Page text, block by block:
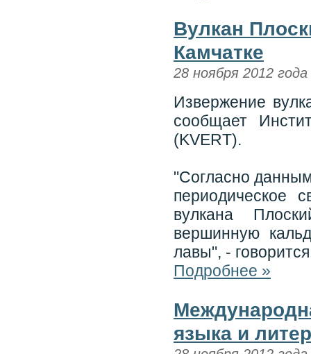
Вулкан
Камчатке
28 ноября 2012 года
Извержение
сообщает
(KVERT).
"Согласно
периодическое
вулкана
вершинную
лавы", -
Подробнее »
языка и